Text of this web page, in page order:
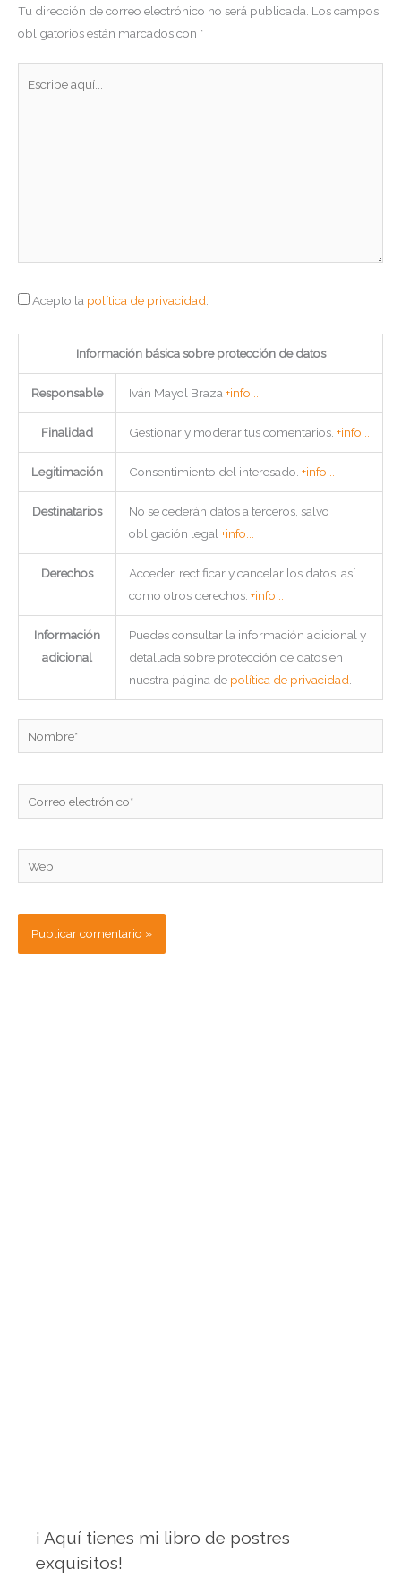
Tu dirección de correo electrónico no será publicada. Los campos
obligatorios están marcados con *
Acepto la política de privacidad.
Información básica sobre protección de datos
Responsable Iván Mayol Braza+info...
Finalidad Gestionar y moderar tus comentarios. +info...
Legitimación Consentimiento del interesado. +info...
Destinatarios
No se cederán datos a terceros, salvo
obligación legal+info...
Derechos
Acceder, rectificar y cancelar los datos, así
como otros derechos. +info...
Información
adicional
Puedes consultar la información adicional y
detallada sobre protección de datos en
nuestra página de política de privacidad.
Nombre*
electrónico*
¡ Aquí tienes mi libro de postres
exquisitos!